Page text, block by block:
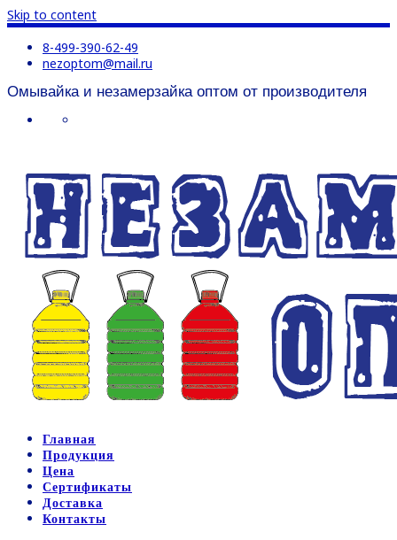
Skip to content
8-499-390-62-49
nezoptom@mail.ru
Омывайка и незамерзайка оптом от производителя
Главная
Продукция
Цена
Сертификаты
Доставка
Контакты